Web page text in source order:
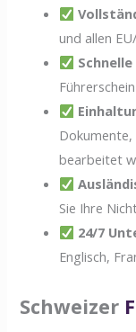
und allen
Dokumente,
bearbeitet
Sie Ihre
24/7
Englisch,
Schweizer